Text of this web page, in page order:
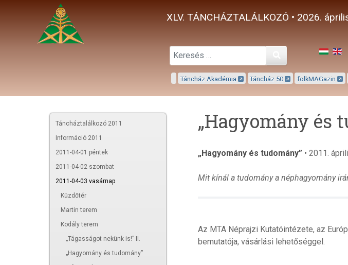
XLV. TÁNCHÁZTALÁLKOZÓ • 2026.
Keresés
Táncház Akadémia Táncház 50 folkMAGazin
Táncháztalálkozó 2011
Információ 2011
2011-04-01 péntek
2011-04-02 szombat
2011-04-03 vasárnap
Küzdőtér
Martin terem
Kodály terem
„Tágasságot nekünk is!” II.
„Hagyomány és tudomány”
„Hagyomány és
„Hagyomány és tudomány” • 2011.
Mit kínál a tudomány a néphagyomány
Az MTA Néprajzi Kutatóintézete, az
bemutatója, vásárlási lehetőséggel.